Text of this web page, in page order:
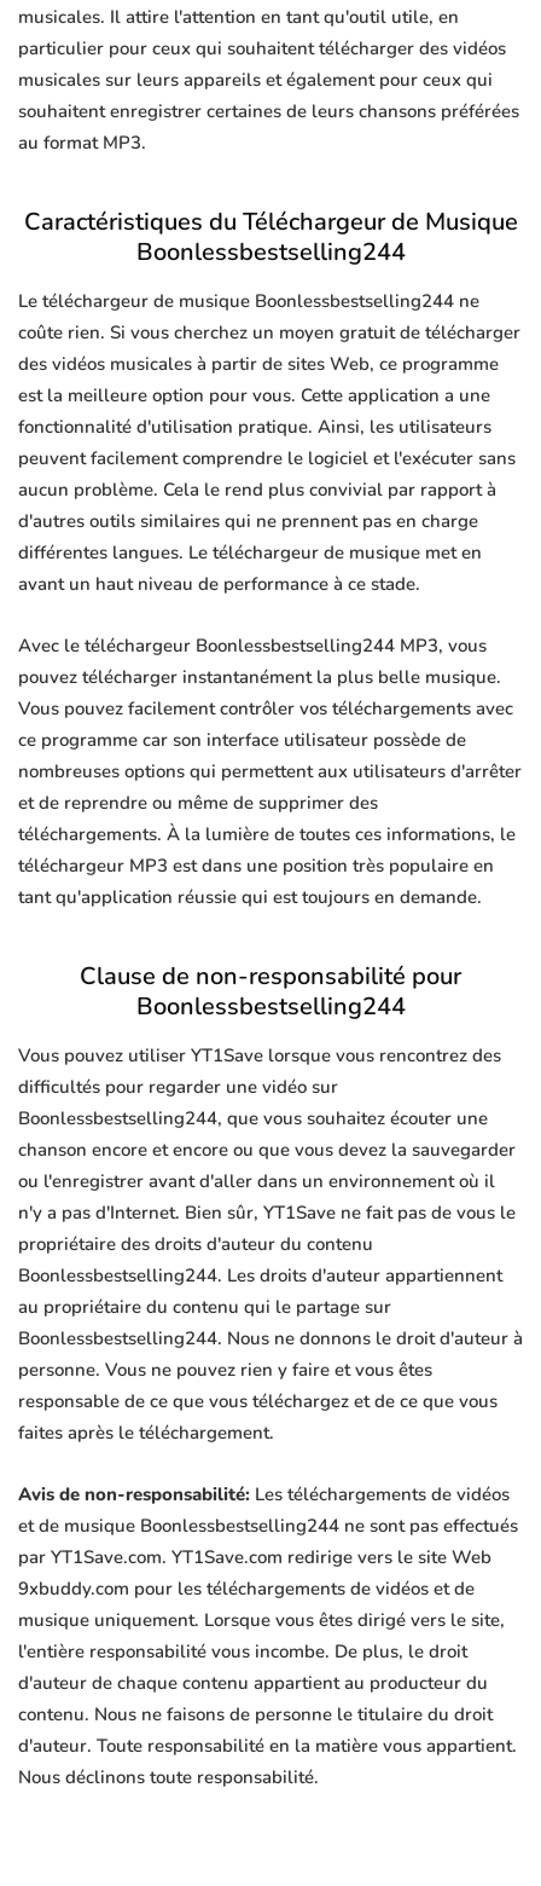
musicales. Il attire l'attention en tant qu'outil utile, en
particulier pour ceux qui souhaitent télécharger des vidéos
musicales sur leurs appareils et également pour ceux qui
souhaitent enregistrer certaines de leurs chansons préférées
au format MP3.
Caractéristiques du Téléchargeur de Musique
Boonlessbestselling244
Le téléchargeur de musique Boonlessbestselling244 ne
coûte rien. Si vous cherchez un moyen gratuit de télécharger
des vidéos musicales à partir de sites Web, ce programme
est la meilleure option pour vous. Cette application a une
fonctionnalité d'utilisation pratique. Ainsi, les utilisateurs
peuvent facilement comprendre le logiciel et l'exécuter sans
aucun problème. Cela le rend plus convivial par rapport à
d'autres outils similaires qui ne prennent pas en charge
différentes langues. Le téléchargeur de musique met en
avant un haut niveau de performance à ce stade.
Avec le téléchargeur Boonlessbestselling244 MP3, vous
pouvez télécharger instantanément la plus belle musique.
Vous pouvez facilement contrôler vos téléchargements avec
ce programme car son interface utilisateur possède de
nombreuses options qui permettent aux utilisateurs d'arrêter
et de reprendre ou même de supprimer des
téléchargements. À la lumière de toutes ces informations, le
téléchargeur MP3 est dans une position très populaire en
tant qu'application réussie qui est toujours en demande.
Clause de non-responsabilité pour
Boonlessbestselling244
Vous pouvez utiliser YT1Save lorsque vous rencontrez des
difficultés pour regarder une vidéo sur
Boonlessbestselling244, que vous souhaitez écouter une
chanson encore et encore ou que vous devez la sauvegarder
ou l'enregistrer avant d'aller dans un environnement où il
n'y a pas d'Internet. Bien sûr, YT1Save ne fait pas de vous le
propriétaire des droits d'auteur du contenu
Boonlessbestselling244. Les droits d'auteur appartiennent
au propriétaire du contenu qui le partage sur
Boonlessbestselling244. Nous ne donnons le droit d'auteur à
personne. Vous ne pouvez rien y faire et vous êtes
responsable de ce que vous téléchargez et de ce que vous
faites après le téléchargement.
Avis de non-responsabilité: Les téléchargements de vidéos
et de musique Boonlessbestselling244 ne sont pas effectués
par YT1Save.com. YT1Save.com redirige vers le site Web
9xbuddy.com pour les téléchargements de vidéos et de
musique uniquement. Lorsque vous êtes dirigé vers le site,
l'entière responsabilité vous incombe. De plus, le droit
d'auteur de chaque contenu appartient au producteur du
contenu. Nous ne faisons de personne le titulaire du droit
d'auteur. Toute responsabilité en la matière vous appartient.
Nous déclinons toute responsabilité.